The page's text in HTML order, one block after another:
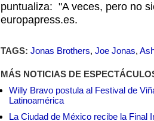
puntualiza: "A veces, pero no
europapress.es.
TAGS: Jonas Brothers, Joe Jonas,
MÁS NOTICIAS DE
Willy Bravo postula al Festival de
Latinoamérica
La Ciudad de México recibe la Final